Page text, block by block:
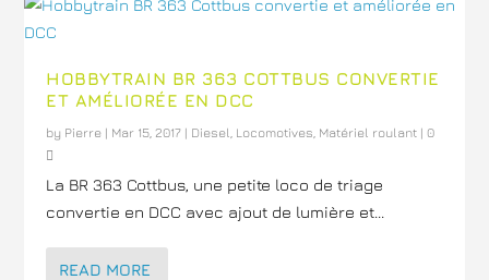
HOBBYTRAIN BR 363 COTTBUS CONVERTIE
ET AMÉLIORÉE EN DCC
by Pierre | Mar 15, 2017 | Diesel, Locomotives, Matériel roulant |0
La BR 363 Cottbus, une petite loco de triage
convertie en DCC avec ajout de lumière et...
READ MORE